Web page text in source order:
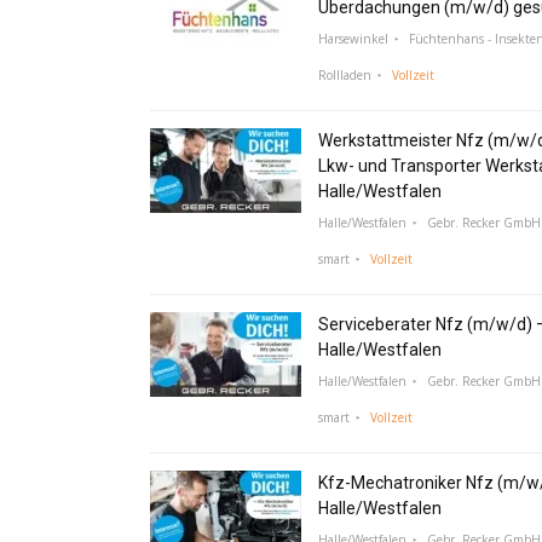
Überdachungen (m/w/d)
Harsewinkel Füchtenhans -
Rollladen Vollzeit
Werkstattmeister Nfz (m/w/
Lkw- und Transporter
Halle/Westfalen
Halle/Westfalen Gebr. Recker
smart Vollzeit
Serviceberater Nfz (m/w/d)
Halle/Westfalen
Halle/Westfalen Gebr. Recker
smart Vollzeit
Kfz-Mechatroniker Nfz (m/
Halle/Westfalen